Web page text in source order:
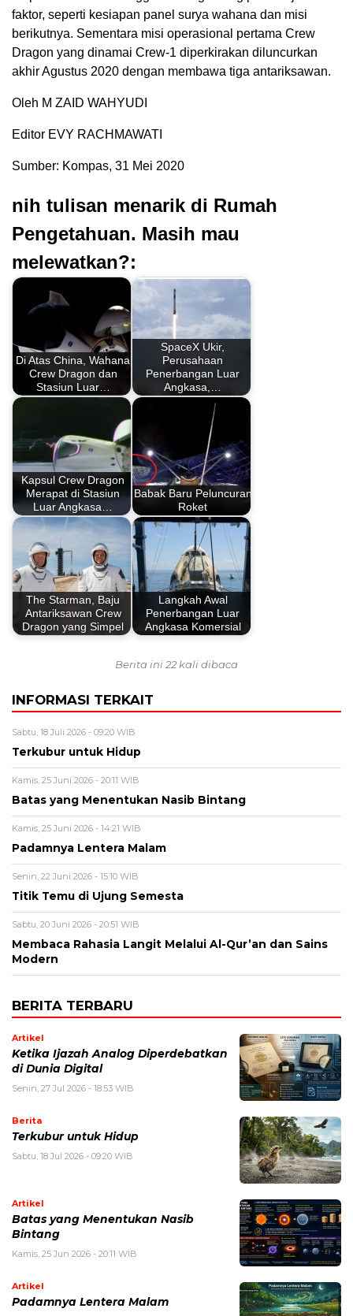
faktor, seperti kesiapan panel surya wahana dan misi
berikutnya. Sementara misi operasional pertama Crew
Dragon yang dinamai Crew-1 diperkirakan diluncurkan
akhir Agustus 2020 dengan membawa tiga antariksawan.
Oleh M ZAID WAHYUDI
Editor EVY RACHMAWATI
Sumber: Kompas, 31 Mei 2020
nih tulisan menarik di Rumah
Pengetahuan. Masih mau
melewatkan?:
Di Atas China, Wahana
Crew Dragon dan
Stasiun Luar…
SpaceX Ukir,
Perusahaan
Penerbangan Luar
Angkasa,…
Kapsul Crew Dragon
Merapat di Stasiun
Luar Angkasa…
Babak Baru Peluncuran
Roket
The Starman, Baju
Antariksawan Crew
Dragon yang Simpel
Langkah Awal
Penerbangan Luar
Angkasa Komersial
Berita ini 22 kali dibaca
INFORMASI TERKAIT
Sabtu, 18 Juli 2026 - 09:20 WIB
Terkubur untuk Hidup
Kamis, 25 Juni 2026 - 20:11 WIB
Batas yang Menentukan Nasib Bintang
Kamis, 25 Juni 2026 - 14:21 WIB
Padamnya Lentera Malam
Senin, 22 Juni 2026 - 15:10 WIB
Titik Temu di Ujung Semesta
Sabtu, 20 Juni 2026 - 20:51 WIB
Membaca Rahasia Langit Melalui Al-Qur’an dan Sains
Modern
BERITA TERBARU
Artikel
Ketika Ijazah Analog Diperdebatkan
di Dunia Digital
Senin, 27 Jul 2026 - 18:53 WIB
Berita
Terkubur untuk Hidup
Sabtu, 18 Jul 2026 - 09:20 WIB
Artikel
Batas yang Menentukan Nasib
Bintang
Kamis, 25 Jun 2026 - 20:11 WIB
Artikel
Padamnya Lentera Malam